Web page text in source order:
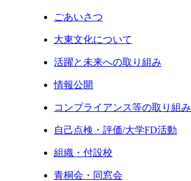
ごあいさつ
大東文化について
活躍と未来への取り組み
情報公開
コンプライアンス等の取り組み
自己点検・評価/大学FD活動
組織・付設校
青桐会・同窓会